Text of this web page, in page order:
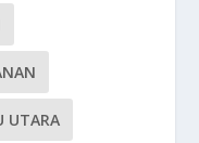
UTARA